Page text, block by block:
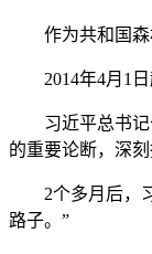
作为共和国森林
2014年4月1日
习近平总书记十
的重要论断，深
2个多月后，习
路子。”